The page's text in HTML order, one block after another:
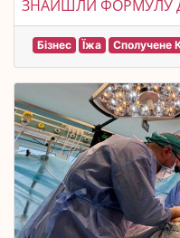
ЗНАЙШЛИ ФОРМУЛУ
Бізнес Їжа Сполучене